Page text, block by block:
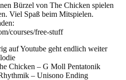
Bürzel von The Chicken spielen
Viel Spaß beim Mitspielen.
courses/free-stuff
auf Youtube geht endlich weiter
Chicken – G Moll Pentatonik
– Unisono Ending